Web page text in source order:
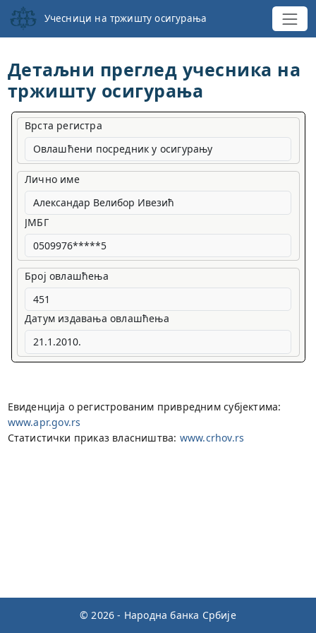
Учесници на тржишту осигурања
Детаљни преглед учесника на
тржишту осигурања
Врста регистра
Овлашћени посредник у осигурању
Лично име
ЈМБГ
Број овлашћења
Датум издавања овлашћења
Евиденција о регистрованим привредним субјектима:
www.apr.gov.rs
Статистички приказ власништва: www.crhov.rs
© 2026 - Народна банка Србије